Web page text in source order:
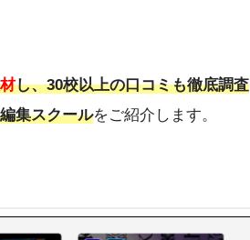
し、30校以上の口コミも徹底調査
集スクールをご紹介します。